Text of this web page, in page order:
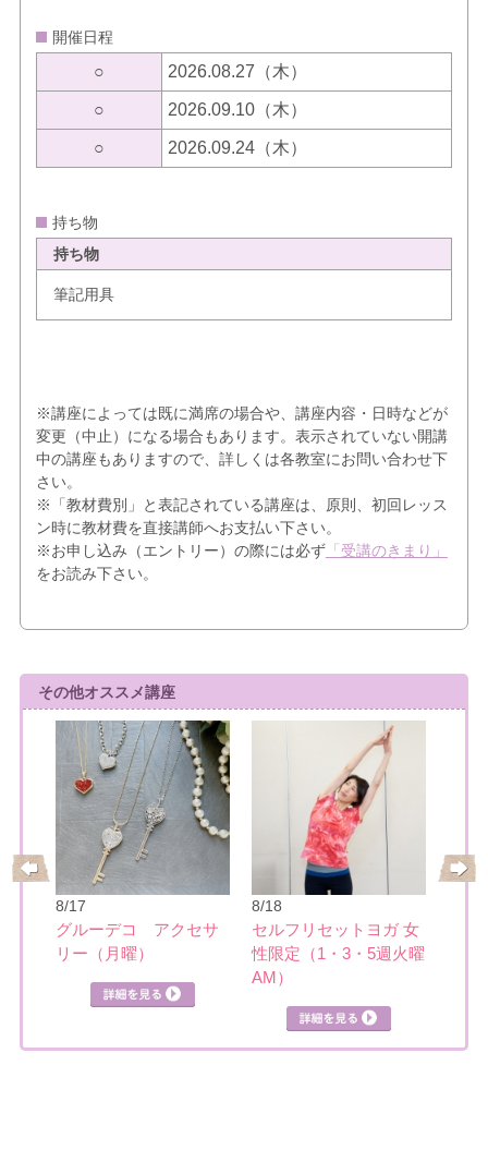
開催日程
○ 2026.08.27（木）
○ 2026.09.10（木）
○ 2026.09.24（木）
持ち物
持ち物
筆記用具
※講座によっては既に満席の場合や、講座内容・日時などが
変更（中止）になる場合もあります。表示されていない開講
中の講座もありますので、詳しくは各教室にお問い合わせ下
さい。
※「教材費別」と表記されている講座は、原則、初回レッス
ン時に教材費を直接講師へお支払い下さい。
※お申し込み（エントリー）の際には必ず「受講のきまり」
をお読み下さい。
その他オススメ講座
8/17
グルーデコ アクセサ
リー（月曜）
8/18
セルフリセットヨガ 女
性限定（1・3・5週火曜
AM）
8/19
小さ
詳細を見る